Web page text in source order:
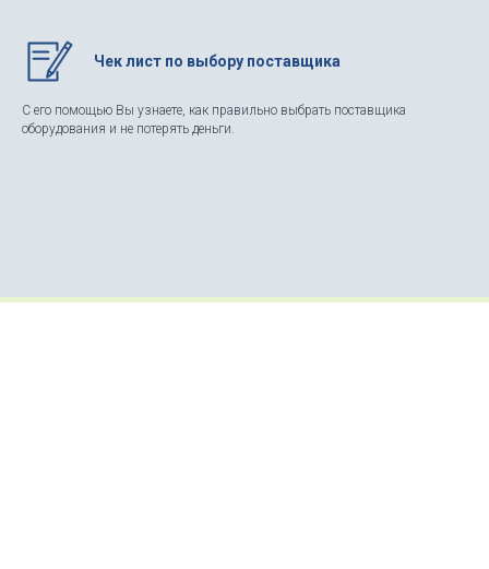
Чек лист по выбору поставщика
С его помощью Вы узнаете, как правильно выбрать поставщика
оборудования и не потерять деньги.